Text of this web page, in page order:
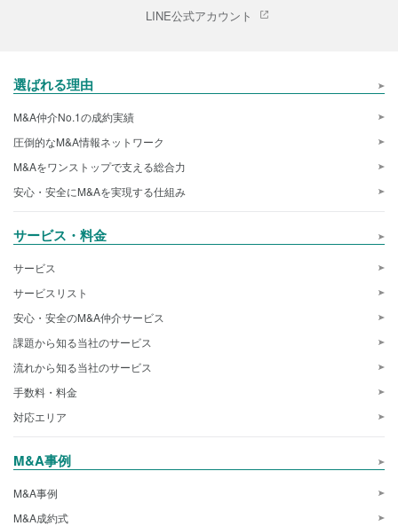
LINE公式アカウント
選ばれる理由
M&A仲介No.1の成約実績
圧倒的なM&A情報ネットワーク
M&Aをワンストップで支える総合力
安心・安全にM&Aを実現する仕組み
サービス・料金
サービス
サービスリスト
安心・安全のM&A仲介サービス
課題から知る当社のサービス
流れから知る当社のサービス
手数料・料金
対応エリア
M&A事例
M&A事例
M&A成約式